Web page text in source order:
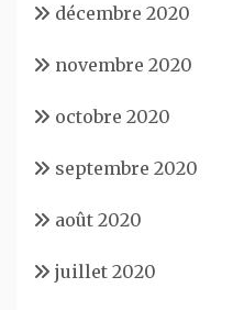
décembre 2020
novembre 2020
octobre 2020
septembre 2020
août 2020
juillet 2020